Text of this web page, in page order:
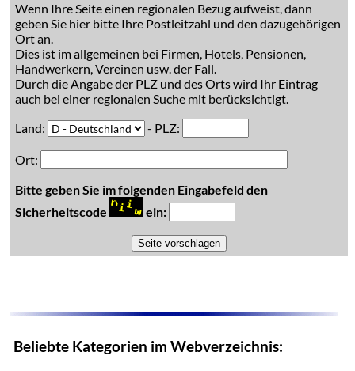
Wenn Ihre Seite einen regionalen Bezug aufweist, dann
geben Sie hier bitte Ihre Postleitzahl und den dazugehörigen
Ort an.
Dies ist im allgemeinen bei Firmen, Hotels, Pensionen,
Handwerkern, Vereinen usw. der Fall.
Durch die Angabe der PLZ und des Orts wird Ihr Eintrag
auch bei einer regionalen Suche mit berücksichtigt.
Land:
- PLZ:
Ort:
Bitte geben Sie im folgenden Eingabefeld den
Sicherheitscode
ein:
Beliebte Kategorien im Webverzeichnis: